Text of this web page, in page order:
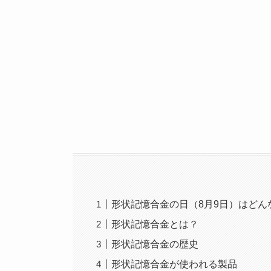
形状記憶合金の日（8月9日）はどん
形状記憶合金とは？
形状記憶合金の歴史
形状記憶合金が使われる製品